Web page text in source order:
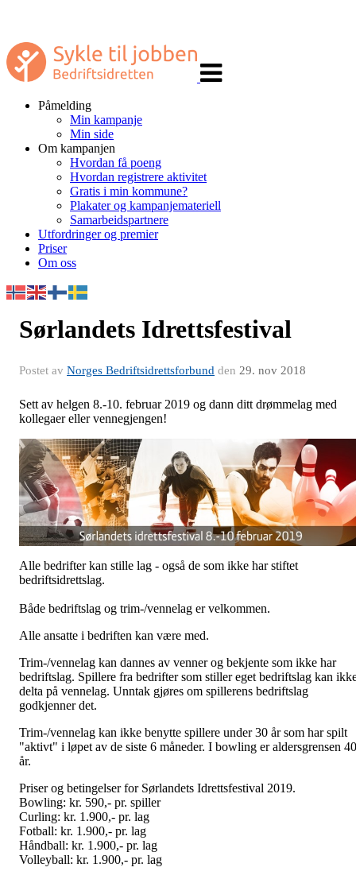
navigasjon
Påmelding
Min kampanje
Min side
Om kampanjen
Hvordan få poeng
Hvordan registrere aktivitet
Gratis i min kommune?
Plakater og kampanjemateriell
Samarbeidspartnere
Utfordringer og premier
Priser
Om oss
Sørlandets Idrettsfestival
Postet av Norges Bedriftsidrettsforbund den 29. nov 2018
Sett av helgen 8.-10. februar 2019 og dann ditt drømmelag med
kollegaer eller vennegjengen!
Alle bedrifter kan stille lag - også de som ikke har stiftet
bedriftsidrettslag.
Både bedriftslag og trim-/vennelag er velkommen.
Alle ansatte i bedriften kan være med.
Trim-/vennelag kan dannes av venner og bekjente som ikke har
bedriftslag. Spillere fra bedrifter som stiller eget bedriftslag kan
delta på vennelag. Unntak gjøres om spillerens bedriftslag
godkjenner det.
Trim-/vennelag kan ikke benytte spillere under 30 år som har spilt
"aktivt" i løpet av de siste 6 måneder. I bowling er aldersgrensen 40
år.
Priser og betingelser for Sørlandets Idrettsfestival 2019.
Bowling: kr. 590,- pr. spiller
Curling: kr. 1.900,- pr. lag
Fotball: kr. 1.900,- pr. lag
Håndball: kr. 1.900,- pr. lag
Volleyball: kr. 1.900,- pr. lag